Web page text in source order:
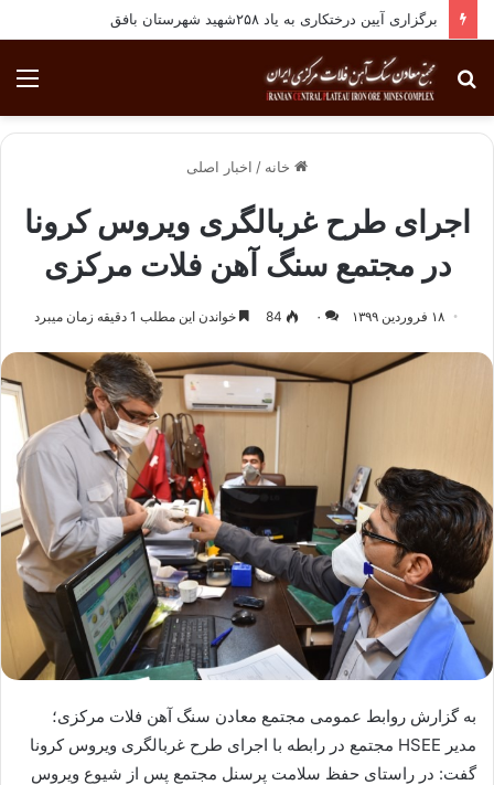
برگزاری آیین درختکاری به یاد ۲۵۸شهید شهرستان بافق
جستجو
برای
خانه / اخبار اصلی
اجرای طرح غربالگری ویروس کرونا
در مجتمع سنگ آهن فلات مرکزی
۱۸ فروردین ۱۳۹۹ ۰ 84 خواندن این مطلب 1 دقیقه زمان میبرد
به گزارش روابط عمومی مجتمع معادن سنگ آهن فلات مرکزی؛
مدیر HSEE مجتمع در رابطه با اجرای طرح غربالگری ویروس کرونا
گفت: در راستای حفظ سلامت پرسنل مجتمع پس از شیوع ویروس